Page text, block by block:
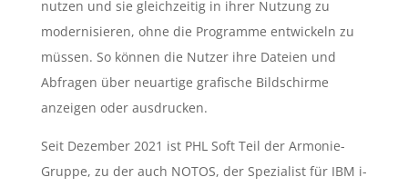
nutzen und sie gleichzeitig in ihrer Nutzung zu
modernisieren, ohne die Programme entwickeln zu
müssen. So können die Nutzer ihre Dateien und
Abfragen über neuartige grafische Bildschirme
anzeigen oder ausdrucken.
Seit Dezember 2021 ist PHL Soft Teil der Armonie-
Gruppe, zu der auch NOTOS, der Spezialist für IBM i-